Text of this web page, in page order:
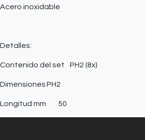
Acero inoxidable
Detalles:
Contenido del set PH2 (8x)
DimensionesPH2
Longitud mm 50